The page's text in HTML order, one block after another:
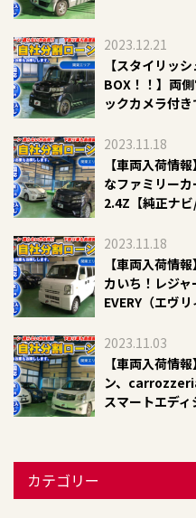
2023.12.21
【スタイリッ
BOX！！】両
ックカメラ付
2023.11.18
【車両入荷情
なファミリー
2.4Z【純正ナビ
2023.11.18
【車両入荷情
カいち！レジ
EVERY（エヴリ
2023.11.03
【車両入荷情
ン、
スマートエディ
カテゴリー